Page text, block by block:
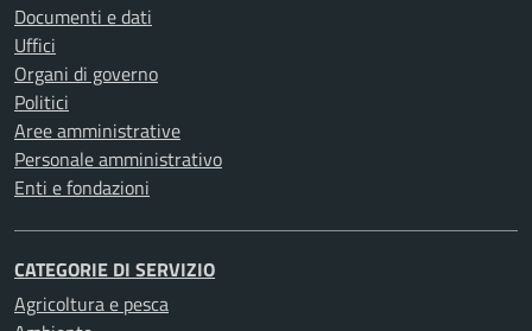
Documenti e dati
Uffici
Organi di governo
Politici
Aree amministrative
Personale amministrativo
Enti e fondazioni
CATEGORIE DI SERVIZIO
Agricoltura e pesca